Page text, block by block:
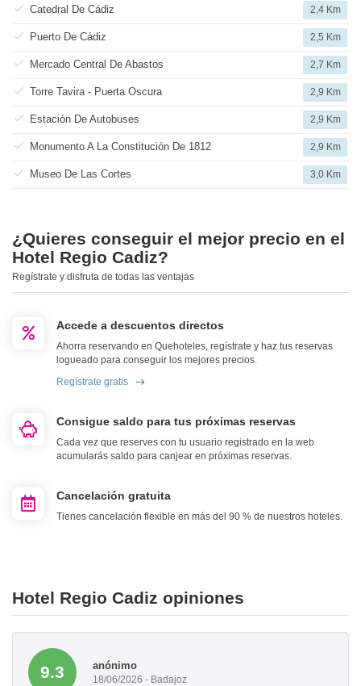
Catedral De Cádiz 2,4 Km
Puerto De Cádiz 2,5 Km
Mercado Central De Abastos 2,7 Km
Torre Tavira - Puerta Oscura 2,9 Km
Estación De Autobuses 2,9 Km
Monumento A La Constitución De 1812 2,9 Km
Museo De Las Cortes 3,0 Km
¿Quieres conseguir el mejor precio en el
Hotel Regio Cadiz?
Regístrate y disfruta de todas las ventajas
Accede a descuentos directos
Ahorra reservando en Quehoteles, regístrate y haz tus reservas
logueado para conseguir los mejores precios.
Regístrate gratis
Consigue saldo para tus próximas reservas
Cada vez que reserves con tu usuario registrado en la web
acumularás saldo para canjear en próximas reservas.
Cancelación gratuita
Tienes cancelación flexible en más del 90 % de nuestros hoteles.
Hotel Regio Cadiz opiniones
9.3 anónimo
18/06/2026 - Badajoz